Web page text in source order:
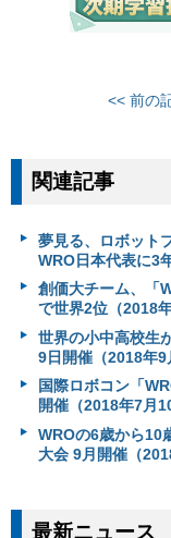
<< 前の
関連記事
夢見る、ロボット
WRO日本代表に3
創価大チーム、「
で世界2位（2018
世界の小中高校生
9日開催（2018年9
国際ロボコン「
開催（2018年7月
WROの6歳から10
大会 9月開催（
最新ニュース